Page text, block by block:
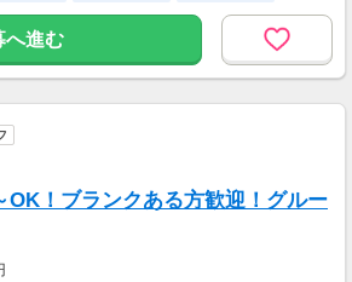
料”！
へ進む
OK！ブランクある方歓迎！グルー